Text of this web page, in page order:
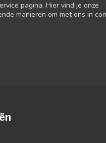
pagina. Hier vind je onze
manieren om met ons in